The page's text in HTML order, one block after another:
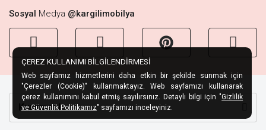
Sosyal Medya @kargilimobilya
Kurumsal
ÇEREZ KULLANIMI BİLGİLENDİRMESİ
Web sayfamız hizmetlerini daha etkin bir şekilde sunmak için
"Çerezler (Cookie)" kullanmaktayız. Web sayfamızı kullanarak
çerez kullanımını kabul etmiş sayılırsınız. Detaylı bilgi için "Gizlilik
ve Güvenlik Politikamız" sayfamızı inceleyiniz.